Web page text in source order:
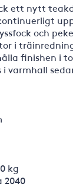
ett nytt
och
i
finishen i
varmhall
kg
2040